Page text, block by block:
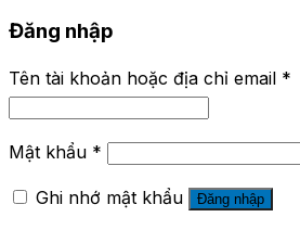
Đăng nhập
Tên tài khoản hoặc địa chỉ email *
Mật khẩu *
Ghi nhớ mật khẩu Đăng nhập